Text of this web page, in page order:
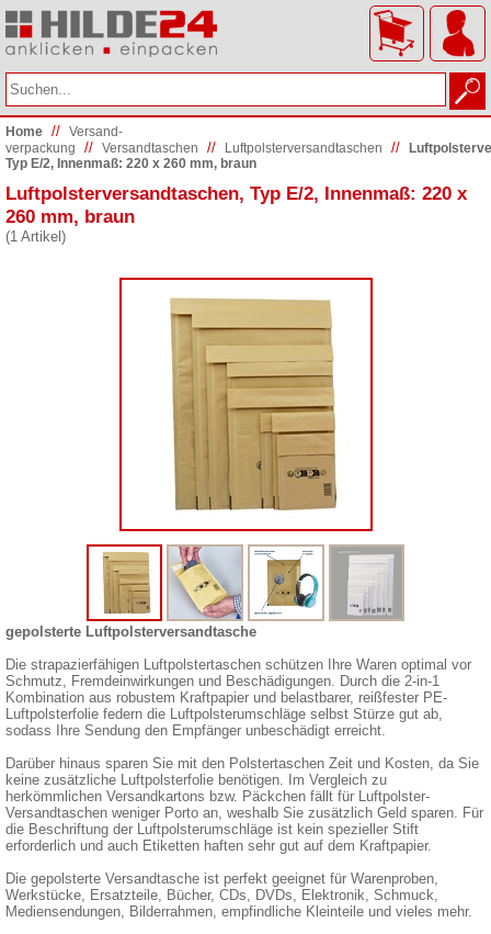
Home // Versand­
verpackung
// Versandtaschen // Luftpolsterversandtaschen //
Typ E/2, Innenmaß: 220 x 260 mm, braun
Luftpolsterversandtaschen, Typ E/2, Innenmaß: 220 x
260 mm, braun
(1 Artikel)
gepolsterte Luftpolsterversandtasche
Die strapazierfähigen Luftpolstertaschen schützen Ihre Waren optimal vor
Schmutz, Fremdeinwirkungen und Beschädigungen. Durch die 2-in-1
Kombination aus robustem Kraftpapier und belastbarer, reißfester PE-
Luftpolsterfolie federn die Luftpolsterumschläge selbst Stürze gut ab,
sodass Ihre Sendung den Empfänger unbeschädigt erreicht.
Darüber hinaus sparen Sie mit den Polstertaschen Zeit und Kosten, da Sie
keine zusätzliche Luftpolsterfolie benötigen. Im Vergleich zu
herkömmlichen Versandkartons bzw. Päckchen fällt für Luftpolster-
Versandtaschen weniger Porto an, weshalb Sie zusätzlich Geld sparen. Für
die Beschriftung der Luftpolsterumschläge ist kein spezieller Stift
erforderlich und auch Etiketten haften sehr gut auf dem Kraftpapier.
Die gepolsterte Versandtasche ist perfekt geeignet für Warenproben,
Werkstücke, Ersatzteile, Bücher, CDs, DVDs, Elektronik, Schmuck,
Mediensendungen, Bilderrahmen, empfindliche Kleinteile und vieles mehr.